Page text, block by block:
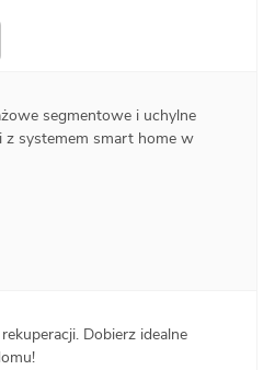
segmentowe i uchylne
systemem smart home w
Dobierz idealne